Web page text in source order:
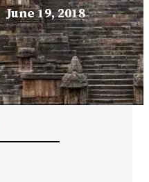
June 19, 2018